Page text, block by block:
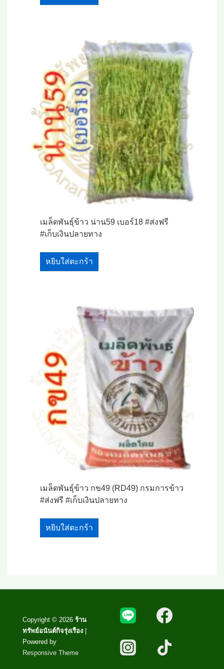
เมล็ดพันธุ์ข้าว น่าน59 เบอร์18 #ส่งฟรี
#เก็บเงินปลายทาง
หยิบใส่ตะกร้า
เมล็ดพันธุ์ข้าว กข49 (RD49) กรมการข้าว
#ส่งฟรี #เก็บเงินปลายทาง
หยิบใส่ตะกร้า
Copyright © 2026 ร้าน
ทรัพย์อนันต์กิจรุ่งเรือง
Powered by
Responsive Theme